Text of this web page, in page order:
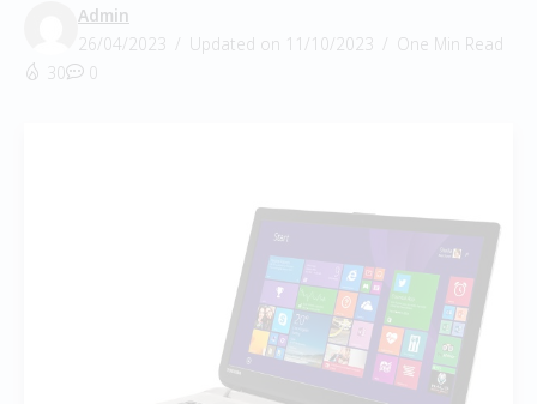
Admin
26/04/2023
Updated on 11/10/2023
One Min Read
30
0